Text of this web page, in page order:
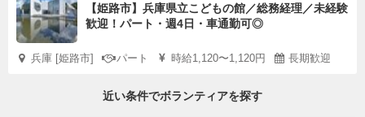
【姫路市】兵庫県立こどもの館／総務経理／未経験
歓迎！パート・週4日・車通勤可◎
兵庫 [姫路市] パート 時給1,120〜1,120円 長期歓迎
近い条件でボランティアを探す